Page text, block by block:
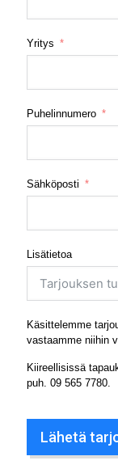
Yritys
Puhelinnumero
Sähköposti
Lisätietoa
Käsittelemme
vastaamme niihin
Kiireellisissä
puh. 09 565 7780
Lähetä